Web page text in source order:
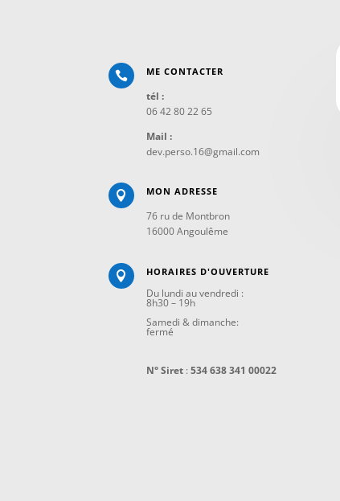
 ME CONTACTER
tél :
06 42 80 22 65
Mail :
dev.perso.16@gmail.com
 MON ADRESSE
76 ru de Montbron
16000 Angoulême
 HORAIRES D'OUVERTURE
Du lundi au vendredi :
8h30 – 19h
Samedi & dimanche:
fermé
N° Siret: 534 638 341 00022